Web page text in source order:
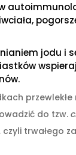
jodu i
do tzw.
czyli trwałego